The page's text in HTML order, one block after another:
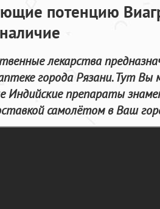
потенцию
лекарства
города Рязани. Тут
Индийские препараты
самолётом в Ваш